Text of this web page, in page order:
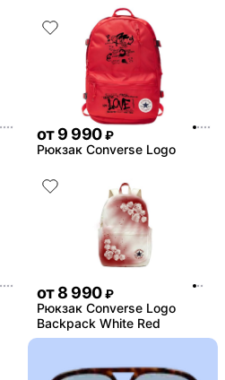
от9 990 ₽
Рюкзак Converse Logo
от8 990 ₽
Рюкзак Converse Logo
Backpack White Red